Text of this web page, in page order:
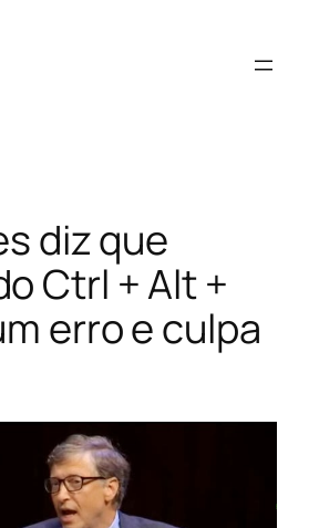
diz que
Ctrl + Alt +
erro e culpa